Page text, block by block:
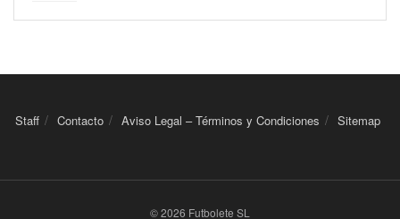
Staff Contacto Aviso Legal – Términos y Condiciones Sitemap
© 2026 Futbolete SL